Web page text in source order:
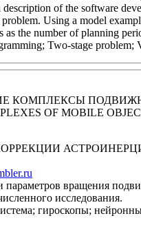
of the software
Using a model
as the number of planning
Two-stage problem;
КОМПЛЕКСЫ
OF MOBILE
вращения
исследования.
гироскопы;